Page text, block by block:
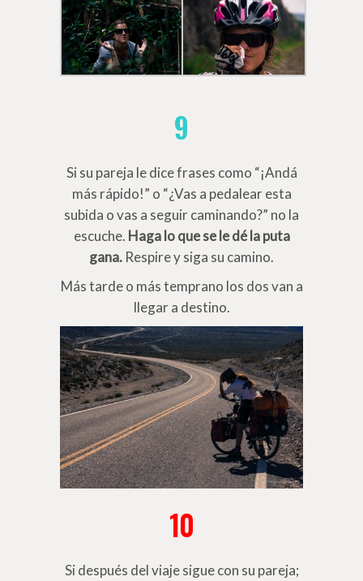
9
Si su pareja le dice frases como “¡Andá
más rápido!” o “¿Vas a pedalear esta
subida o vas a seguir caminando?” no la
escuche. Haga lo que se le dé la puta
gana. Respire y siga su camino.
Más tarde o más temprano los dos van a
llegar a destino.
10
Si después del viaje sigue con su pareja;